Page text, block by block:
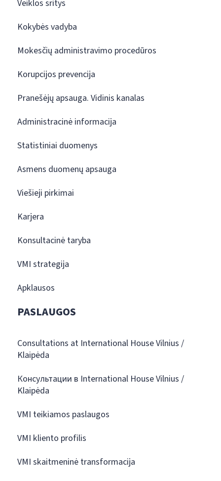
Veiklos sritys
Kokybės vadyba
Mokesčių administravimo procedūros
Korupcijos prevencija
Pranešėjų apsauga. Vidinis kanalas
Administracinė informacija
Statistiniai duomenys
Asmens duomenų apsauga
Viešieji pirkimai
Karjera
Konsultacinė taryba
VMI strategija
Apklausos
PASLAUGOS
Consultations at International House Vilnius /
Klaipėda
Консультации в International House Vilnius /
Klaipėda
VMI teikiamos paslaugos
VMI kliento profilis
VMI skaitmeninė transformacija